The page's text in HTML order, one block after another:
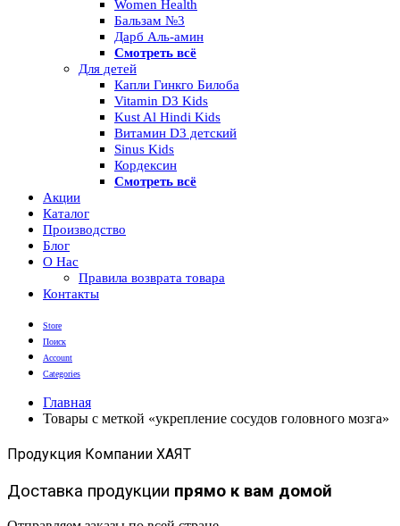
Women Health
Бальзам №3
Дарб Аль-амин
Смотреть всё
Для детей
Капли Гинкго Билоба
Vitamin D3 Kids
Kust Al Hindi Kids
Витамин D3 детский
Sinus Kids
Кордексин
Смотреть всё
Акции
Каталог
Производство
Блог
О Нас
Правила возврата товара
Контакты
Store
Поиск
Account
Categories
Главная
Товары с меткой «укрепление сосудов головного мозга»
Продукция Компании ХАЯТ
Доставка продукции прямо к вам домой